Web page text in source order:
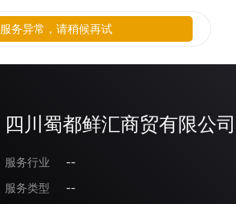
四川蜀都鲜汇商贸有限公司
服务行业
--
服务类型
--
服务异常，请稍候再试